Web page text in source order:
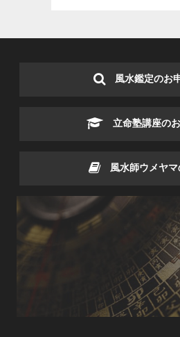
風水鑑定のお
立命塾講座のお
風水師ウメヤマ